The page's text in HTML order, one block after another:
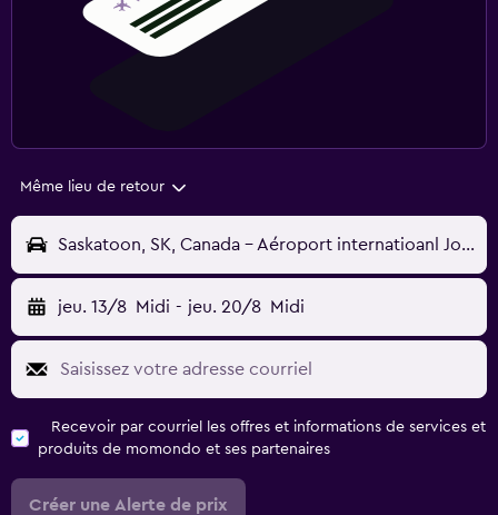
Même lieu de retour
Saskatoon, SK, Canada - Aéroport internatioanl John G. Diefenbaker (YXE)
jeu. 13/8 Midi - jeu. 20/8 Midi
Recevoir par courriel les offres et informations de services et
produits de momondo et ses partenaires
Créer une Alerte de prix